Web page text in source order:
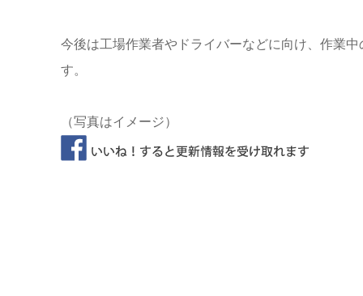
今後は工場作業者やドライバーなどに向け、作業
す。
（写真はイメージ）